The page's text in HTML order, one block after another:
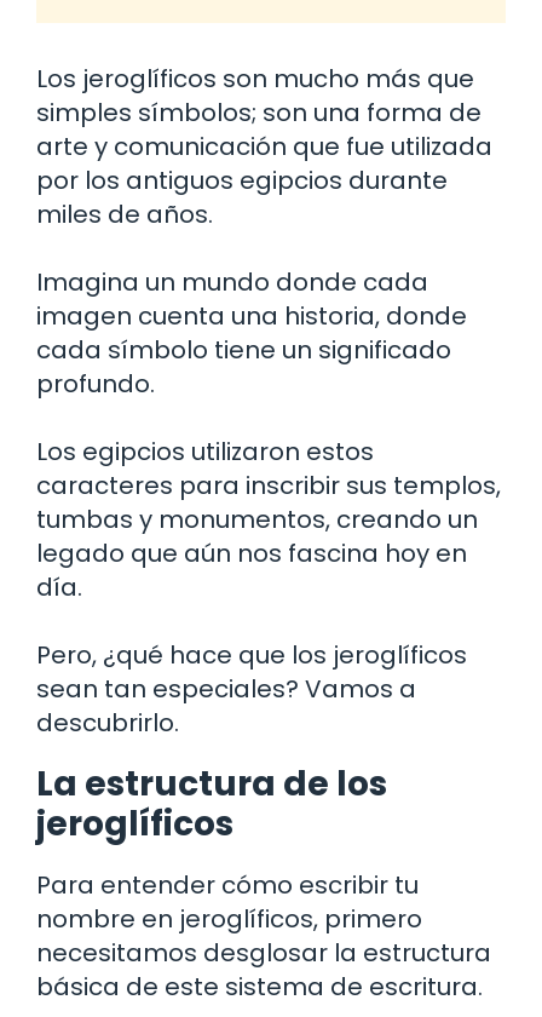
Los jeroglíficos son mucho más que
simples símbolos; son una forma de
arte y comunicación que fue utilizada
por los antiguos egipcios durante
miles de años.
Imagina un mundo donde cada
imagen cuenta una historia, donde
cada símbolo tiene un significado
profundo.
Los egipcios utilizaron estos
caracteres para inscribir sus templos,
tumbas y monumentos, creando un
legado que aún nos fascina hoy en
día.
Pero, ¿qué hace que los jeroglíficos
sean tan especiales? Vamos a
descubrirlo.
La estructura de los
jeroglíficos
Para entender cómo escribir tu
nombre en jeroglíficos, primero
necesitamos desglosar la estructura
básica de este sistema de escritura.